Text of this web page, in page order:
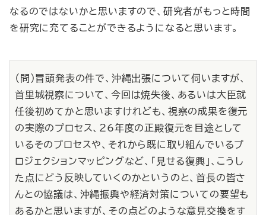
なるのではないかと思いますので、研究者がもっと時間
を研究に充てることができるようになると思います。
（問）冒頭発表の件で、沖縄出張について伺いますが、
首里城視察について、今回は焼失後、あるいは大臣就
任後初めてかと思いますけれども、視察の成果を復元
の実際のプロセス、26年度の正殿復元を目途として
いるそのプロセスや、それから既に取り組んでいるプ
ロジェクションマッピングなど、「見せる復興」、こうし
た点にどう反映していくのかというのと、首長の皆さ
んとの協議は、沖縄振興や経済対策についての要望も
あるかと思いますが、その点どのような意見交換をす